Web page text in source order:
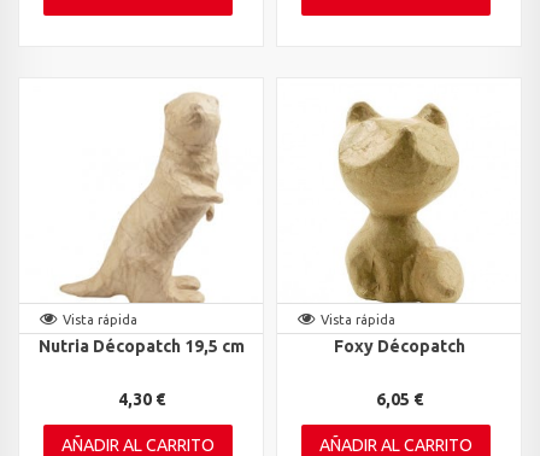
Vista rápida
Nutria Décopatch 19,5 cm
4,30 €
AÑADIR AL CARRITO
Vista rápida
Foxy Décopatch
6,05 €
AÑADIR AL CARRITO